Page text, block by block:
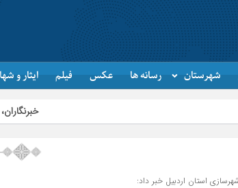
شهرستان رسانه ها عکس فیلم ایثار و
خبرنگاران، راویان
استان اردبیل خبر داد: